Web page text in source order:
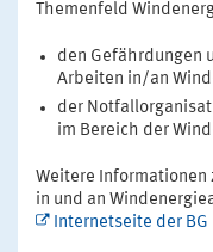
Themenfeld
den Gefährdungen
Arbeiten in/an
der
im Bereich der
Weitere Informationen
in und an
Internetseite der BG